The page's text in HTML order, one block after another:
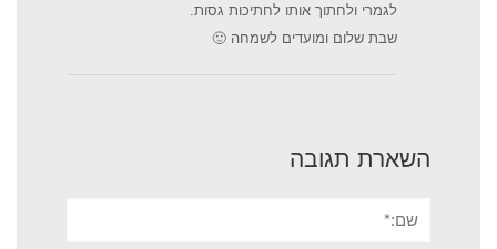
לגמרי ולחתוך אותו לחתיכות גסות.
שבת שלום ומועדים לשמחה 🙂
השארת תגובה